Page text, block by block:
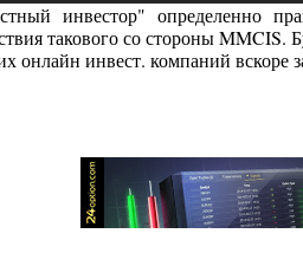
инвестор" определенно
такового со стороны MMCIS.
онлайн инвест. компаний вскоре